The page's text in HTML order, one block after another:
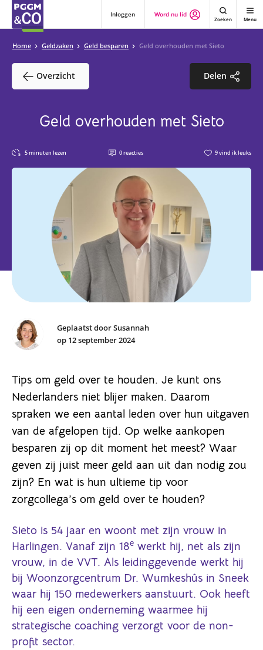
Inloggen Word nu lid
Zoeken Menu
Home Geldzaken Geld besparen Geld overhouden met Sieto
Geld overhouden met Sieto
5 5minuten lezen
Overzicht Delen
0reacties 9vind ik leuks
Geplaatst door Susannah
op 12 september 2024
Tips om geld over te houden. Je kunt ons
Nederlanders niet blijer maken. Daarom
spraken we een aantal leden over hun uitgaven
van de afgelopen tijd. Op welke aankopen
besparen zij op dit moment het meest? Waar
geven zij juist meer geld aan uit dan nodig zou
zijn? En wat is hun ultieme tip voor
zorgcollega’s om geld over te houden?
Sieto is 54 jaar en woont met zijn vrouw in
Harlingen. Vanaf zijn 18e werkt hij, net als zijn
vrouw, in de VVT. Als leidinggevende werkt hij
bij Woonzorgcentrum Dr. Wumkeshûs in Sneek
waar hij 150 medewerkers aanstuurt. Ook heeft
hij een eigen onderneming waarmee hij
strategische coaching verzorgt voor de non-
profit sector.